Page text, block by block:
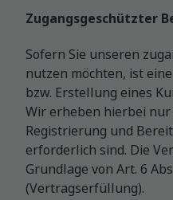
Zugangsgeschützter
Sofern Sie unseren
nutzen möchten, ist
bzw. Erstellung eines
Wir erheben hierbei
Registrierung und
erforderlich sind. Die
Grundlage von Art. 6
(Vertragserfüllung).